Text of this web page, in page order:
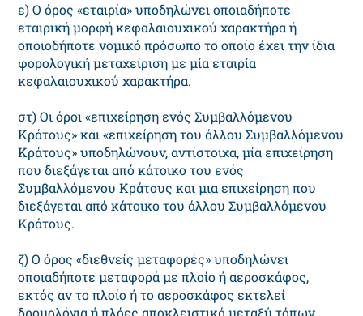
ε) Ο όρος «εταιρία» υποδηλώνει οποιαδήποτε
εταιρική μορφή κεφαλαιουχικού χαρακτήρα ή
οποιοδήποτε νομικό πρόσωπο το οποίο έχει την ίδια
φορολογική μεταχείριση με μία εταιρία
κεφαλαιουχικού χαρακτήρα.
στ) Οι όροι «επιχείρηση ενός Συμβαλλόμενου
Κράτους» και «επιχείρηση του άλλου Συμβαλλόμενου
Κράτους» υποδηλώνουν, αντίστοιχα, μία επιχείρηση
που διεξάγεται από κάτοικο του ενός
Συμβαλλόμενου Κράτους και μια επιχείρηση που
διεξάγεται από κάτοικο του άλλου Συμβαλλόμενου
Κράτους.
ζ) Ο όρος «διεθνείς μεταφορές» υποδηλώνει
οποιαδήποτε μεταφορά με πλοίο ή αεροσκάφος,
εκτός αν το πλοίο ή το αεροσκάφος εκτελεί